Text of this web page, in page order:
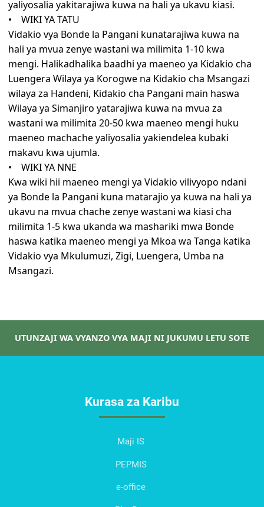
yaliyosalia yakitarajiwa kuwa na hali ya ukavu kiasi.
• WIKI YA TATU
Vidakio vya Bonde la Pangani kunatarajiwa kuwa na
hali ya mvua zenye wastani wa milimita 1-10 kwa
mengi. Halikadhalika baadhi ya maeneo ya Kidakio cha
Luengera Wilaya ya Korogwe na Kidakio cha Msangazi
wilaya za Handeni, Kidakio cha Pangani main haswa
Wilaya ya Simanjiro yatarajiwa kuwa na mvua za
wastani wa milimita 20-50 kwa maeneo mengi huku
maeneo machache yaliyosalia yakiendelea kubaki
makavu kwa ujumla.
• WIKI YA NNE
Kwa wiki hii maeneo mengi ya Vidakio vilivyopo ndani
ya Bonde la Pangani kuna matarajio ya kuwa na hali ya
ukavu na mvua chache zenye wastani wa kiasi cha
milimita 1-5 kwa ukanda wa mashariki mwa Bonde
haswa katika maeneo mengi ya Mkoa wa Tanga katika
Vidakio vya Mkulumuzi, Zigi, Luengera, Umba na
Msangazi.
UTUNZAJI WA VYANZO VYA MAJI NI JUKUMU LETU SOTE
Kurasa za Karibu
Maji IS
PEPMIS
e-office